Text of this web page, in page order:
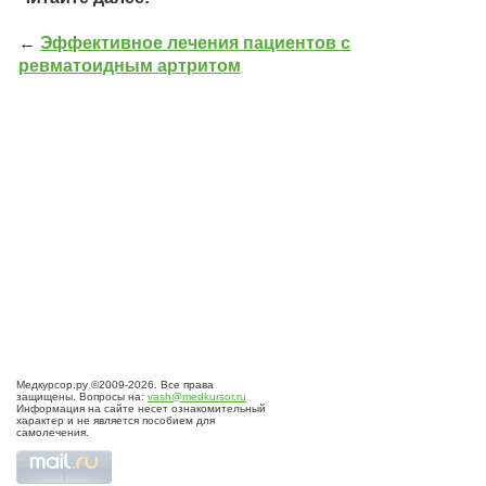
←Эффективное лечения пациентов с
ревматоидным артритом
Медкурсор.ру ©2009-2026. Все права
защищены. Вопросы на: vash@medkursor.ru
Информация на сайте несет ознакомительный
характер и не является пособием для
самолечения.